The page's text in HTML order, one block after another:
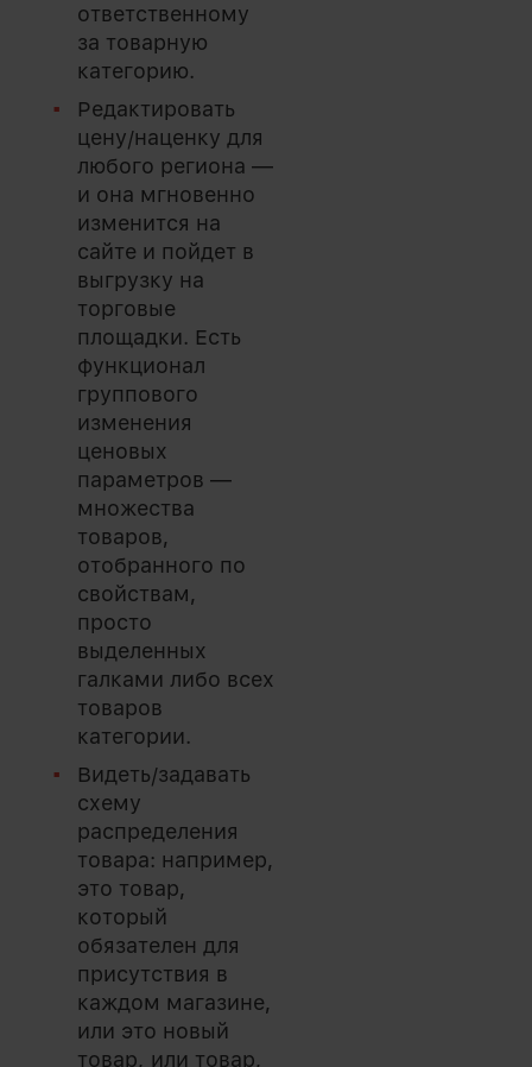
ответственному
за товарную
категорию.
Редактировать
цену/наценку для
любого региона —
и она мгновенно
изменится на
сайте и пойдет в
выгрузку на
торговые
площадки. Есть
функционал
группового
изменения
ценовых
параметров —
множества
товаров,
отобранного по
свойствам,
просто
выделенных
галками либо всех
товаров
категории.
Видеть/задавать
схему
распределения
товара: например,
это товар,
который
обязателен для
присутствия в
каждом магазине,
или это новый
товар, или товар,